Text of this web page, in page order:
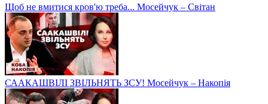
Щоб не вмитися кров'ю треба... Мосейчук – Світан
СААКАШВІЛІ ЗВІЛЬНЯТЬ ЗСУ! Мосейчук – Накопія